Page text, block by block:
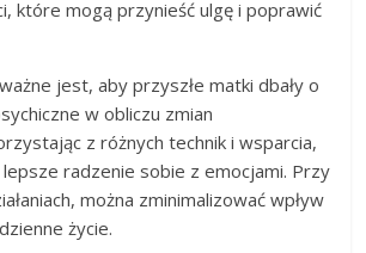
które mogą przynieść ulgę i poprawić
jest, aby przyszłe matki dbały o
w obliczu zmian
z różnych technik i wsparcia,
radzenie sobie z emocjami. Przy
można zminimalizować wpływ
życie.